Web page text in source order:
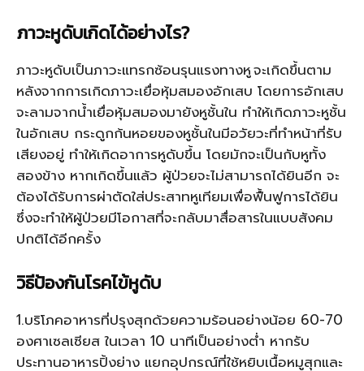
ภาวะหูดับเกิดได้อย่างไร?
ภาวะหูดับเป็นภาวะแทรกซ้อนรุนแรงทางหูจะเกิดขึ้นตาม
หลังจากการเกิดภาวะเยื่อหุ้มสมองอักเสบ โดยการอักเสบ
จะลามจากน้ำเยื่อหุ้มสมองมายังหูชั้นใน ทำให้เกิดภาวะหูชั้น
ในอักเสบ กระดูกก้นหอยของหูชั้นในมีอวัยวะที่ทำหน้าที่รับ
เสียงอยู่ ทำให้เกิดอาการหูดับขึ้น โดยมักจะเป็นกับหูทั้ง
สองข้าง หากเกิดขึ้นแล้ว ผู้ป่วยจะไม่สามารถได้ยินอีก จะ
ต้องได้รับการผ่าตัดใส่ประสาทหูเทียมเพื่อฟื้นฟูการได้ยิน
ซึ่งจะทำให้ผู้ป่วยมีโอกาสที่จะกลับมาสื่อสารในแบบสังคม
ปกติได้อีกครั้ง
วิธีป้องกันโรคไข้หูดับ
1.บริโภคอาหารที่ปรุงสุกด้วยความร้อนอย่างน้อย 60-70
องศาเซลเซียส ในเวลา 10 นาทีเป็นอย่างต่ำ หากรับ
ประทานอาหารปิ้งย่าง แยกอุปกรณ์ที่ใช้หยิบเนื้อหมูสุกและ